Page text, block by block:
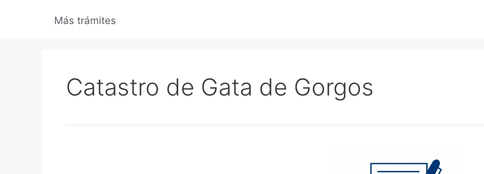
Más trámites
Catastro de Gata de Gorgos